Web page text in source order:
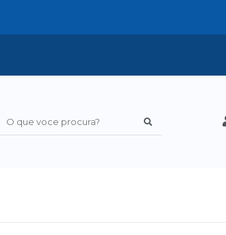
O que voce procura?